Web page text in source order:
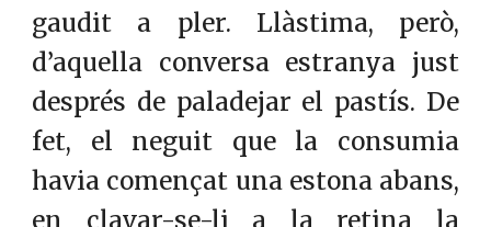
gaudit a pler. Llàstima, però,
d’aquella conversa estranya just
després de paladejar el pastís. De
fet, el neguit que la consumia
havia començat una estona abans,
en clavar-se-li a la retina la